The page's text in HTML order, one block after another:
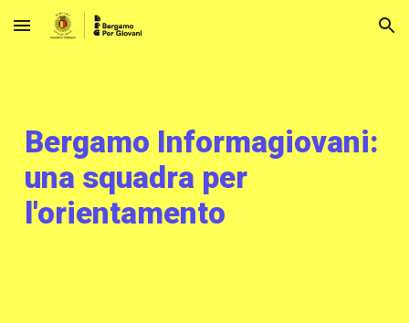
Skip to main content Skip to navigation
Bergamo Informagiovani:
una squadra per
l'orientamento